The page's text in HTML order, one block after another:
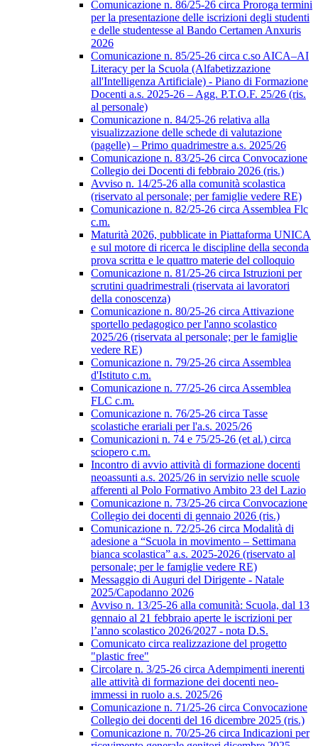
Comunicazione n. 86/25-26 circa Proroga termini
per la presentazione delle iscrizioni degli studenti
e delle studentesse al Bando Certamen Anxuris
2026
Comunicazione n. 85/25-26 circa c.so AICA–AI
Literacy per la Scuola (Alfabetizzazione
all'Intelligenza Artificiale) - Piano di Formazione
Docenti a.s. 2025-26 – Agg. P.T.O.F. 25/26 (ris.
al personale)
Comunicazione n. 84/25-26 relativa alla
visualizzazione delle schede di valutazione
(pagelle) – Primo quadrimestre a.s. 2025/26
Comunicazione n. 83/25-26 circa Convocazione
Collegio dei Docenti di febbraio 2026 (ris.)
Avviso n. 14/25-26 alla comunità scolastica
(riservato al personale; per famiglie vedere RE)
Comunicazione n. 82/25-26 circa Assemblea Flc
c.m.
Maturità 2026, pubblicate in Piattaforma UNICA
e sul motore di ricerca le discipline della seconda
prova scritta e le quattro materie del colloquio
Comunicazione n. 81/25-26 circa Istruzioni per
scrutini quadrimestrali (riservata ai lavoratori
della conoscenza)
Comunicazione n. 80/25-26 circa Attivazione
sportello pedagogico per l'anno scolastico
2025/26 (riservata al personale; per le famiglie
vedere RE)
Comunicazione n. 79/25-26 circa Assemblea
d'Istituto c.m.
Comunicazione n. 77/25-26 circa Assemblea
FLC c.m.
Comunicazione n. 76/25-26 circa Tasse
scolastiche erariali per l'a.s. 2025/26
Comunicazioni n. 74 e 75/25-26 (et al.) circa
sciopero c.m.
Incontro di avvio attività di formazione docenti
neoassunti a.s. 2025/26 in servizio nelle scuole
afferenti al Polo Formativo Ambito 23 del Lazio
Comunicazione n. 73/25-26 circa Convocazione
Collegio dei docenti di gennaio 2026 (ris.)
Comunicazione n. 72/25-26 circa Modalità di
adesione a “Scuola in movimento – Settimana
bianca scolastica” a.s. 2025-2026 (riservato al
personale; per le famiglie vedere RE)
Messaggio di Auguri del Dirigente - Natale
2025/Capodanno 2026
Avviso n. 13/25-26 alla comunità: Scuola, dal 13
gennaio al 21 febbraio aperte le iscrizioni per
l’anno scolastico 2026/2027 - nota D.S.
Comunicato circa realizzazione del progetto
"plastic free"
Circolare n. 3/25-26 circa Adempimenti inerenti
alle attività di formazione dei docenti neo-
immessi in ruolo a.s. 2025/26
Comunicazione n. 71/25-26 circa Convocazione
Collegio dei docenti del 16 dicembre 2025 (ris.)
Comunicazione n. 70/25-26 circa Indicazioni per